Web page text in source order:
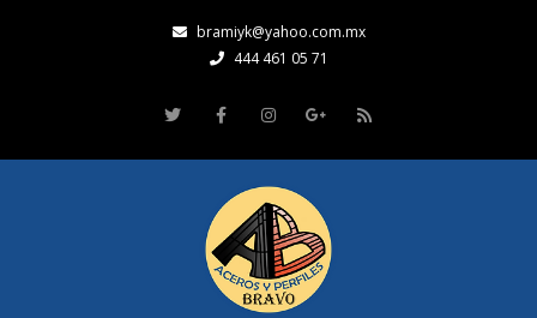
bramiyk@yahoo.com.mx
444 461 05 71